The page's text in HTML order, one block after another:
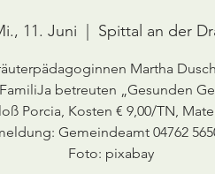
11. Juni Spittal an der
Martha
betreuten „Gesunden
Porcia, Kosten € 9,00/TN,
Gemeindeamt 04762
Foto: pixabay